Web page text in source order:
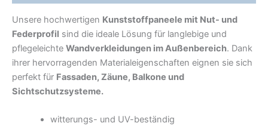
Unsere hochwertigen Kunststoffpaneele mit Nut- und
Federprofil sind die ideale Lösung für langlebige und
pflegeleichte Wandverkleidungen im Außenbereich. Dank
ihrer hervorragenden Materialeigenschaften eignen sie sich
perfekt für Fassaden, Zäune, Balkone und
Sichtschutzsysteme.
witterungs- und UV-beständig